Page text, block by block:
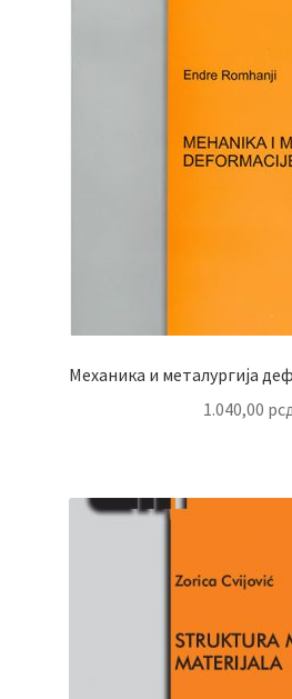
Механика и металургија
1.040,00